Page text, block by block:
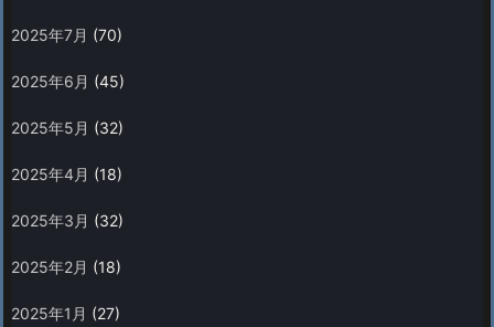
2025年7月 (70)
2025年6月 (45)
2025年5月 (32)
2025年4月 (18)
2025年3月 (32)
2025年2月 (18)
2025年1月 (27)